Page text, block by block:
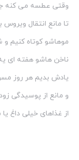
وقتی عطسه می کنه
تا مانع انتقال
موهاشو کوتاه کنیم و
ناخن هاشو هفته ای یه
یادش بدیم هر روز
و مانع از پوسیدگی
از غذاهای خیلی داغ